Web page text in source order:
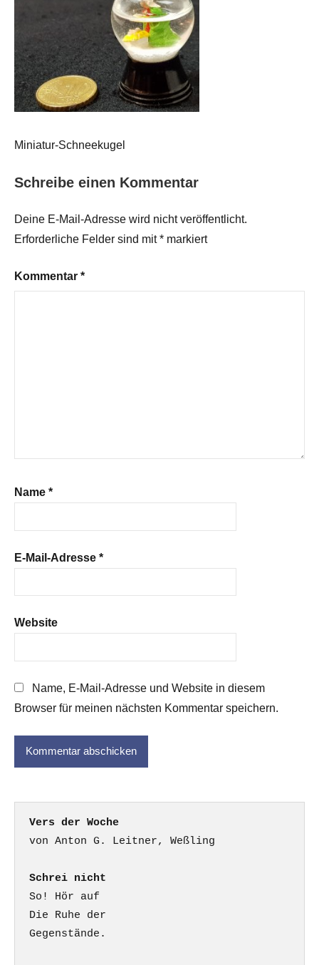
Miniatur-Schneekugel
Schreibe einen Kommentar
Deine E-Mail-Adresse wird nicht veröffentlicht.
Erforderliche Felder sind mit* markiert
Kommentar *
Name *
E-Mail-Adresse *
Website
Name, E-Mail-Adresse und Website in diesem
Browser für meinen nächsten Kommentar speichern.
Vers der Woche
Schrei nicht
So! Hör auf
Die Ruhe der
Gegenstände.